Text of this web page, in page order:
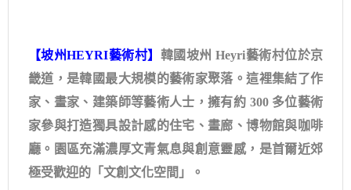
【坡州HEYRI藝術村】 韓國坡州 Heyri藝術村位於京
畿道，是韓國最大規模的藝術家聚落。這裡集結了作
家、畫家、建築師等藝術人士，擁有約 300 多位藝術
家參與打造獨具設計感的住宅、畫廊、博物館與咖啡
廳。園區充滿濃厚文青氣息與創意靈感，是首爾近郊
極受歡迎的「文創文化空間」。